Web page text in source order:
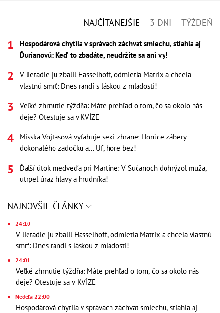
NAJČÍTANEJŠIE 3 DNI TÝŽDEŇ
Hospodárová chytila v správach záchvat smiechu, stiahla aj
Ďurianovú: Keď to zbadáte, neudržíte sa ani vy!
V lietadle ju zbalil Hasselhoff, odmietla Matrix a chcela
vlastnú smrť: Dnes randí s láskou z mladosti!
Veľké zhrnutie týždňa: Máte prehľad o tom, čo sa okolo nás
deje? Otestuje sa v KVÍZE
Misska Vojtasová vyťahuje sexi zbrane: Horúce zábery
dokonalého zadočku a... Uf, hore bez!
Ďalší útok medveďa pri Martine: V Sučanoch dohrýzol muža,
utrpel úraz hlavy a hrudníka!
NAJNOVŠIE ČLÁNKY
24:10
V lietadle ju zbalil Hasselhoff, odmietla Matrix a chcela vlastnú
smrť: Dnes randí s láskou z mladosti!
24:01
Veľké zhrnutie týždňa: Máte prehľad o tom, čo sa okolo nás
deje? Otestuje sa v KVÍZE
Nedeľa 22:00
Hospodárová chytila v správach záchvat smiechu, stiahla aj